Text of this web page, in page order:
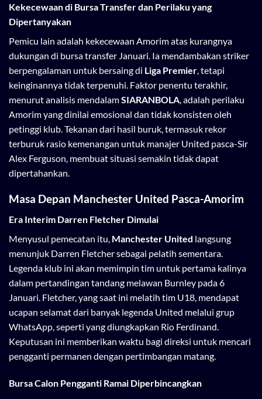
Kekecewaan di Bursa Transfer dan Perilaku yang
Dipertanyakan
Pemicu lain adalah kekecewaan Amorim atas kurangnya
dukungan di bursa transfer Januari. Ia mendambakan striker
berpengalaman untuk bersaing di Liga Premier , tetapi
keinginannya tidak terpenuhi. Faktor penentu terakhir,
menurut analisis mendalamSIARANBOLA , adalah perilaku
Amorim yang dinilai emosional dan tidak konsisten oleh
petinggi klub. Tekanan dari hasil buruk, termasuk rekor
terburuk rasio kemenangan untuk manajer United pasca-Sir
Alex Ferguson, membuat situasi semakin tidak dapat
dipertahankan.
Masa Depan Manchester United Pasca-Amorim
Era Interim Darren Fletcher Dimulai
Menyusul pemecatan itu, Manchester United langsung
menunjuk Darren Fletcher sebagai pelatih sementara.
Legenda klub ini akan memimpin tim untuk pertama kalinya
dalam pertandingan tandang melawan Burnley pada 6
Januari. Fletcher, yang saat ini melatih tim U18, mendapat
ucapan selamat dari banyak legenda United melalui grup
WhatsApp, seperti yang diungkapkan Rio Ferdinand.
Keputusan ini memberikan waktu bagi direksi untuk mencari
pengganti permanen dengan pertimbangan matang.
Bursa Calon Pengganti Ramai Diperbincangkan